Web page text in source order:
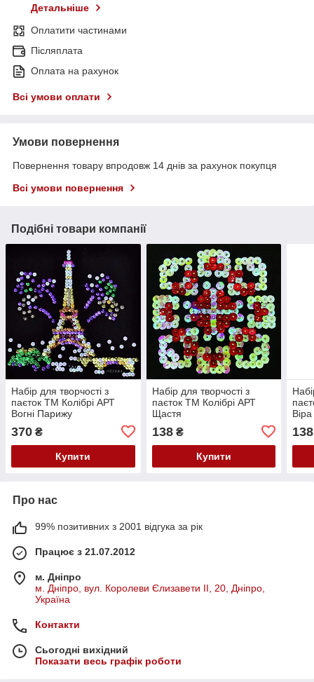
Детальніше
Оплатити частинами
Післяплата
Оплата на рахунок
Всі умови оплати
Умови повернення
Повернення товару впродовж 14 днів за рахунок покупця
Всі умови повернення
Подібні товари компанії
Набір для творчості з
паєток ТМ Колібрі АРТ
Вогні Парижу
370 ₴
Купити
Набір для творчості з
паєток ТМ Колібрі АРТ
Щастя
138₴
Купити
Віра
138
Про нас
99% позитивних з 2001 відгука за рік
Працює з 21.07.2012
м. Дніпро
м. Дніпро, вул. Королеви Єлизавети ІІ, 20, Дніпро,
Україна
Контакти
Сьогодні вихідний
Показати весь графік роботи